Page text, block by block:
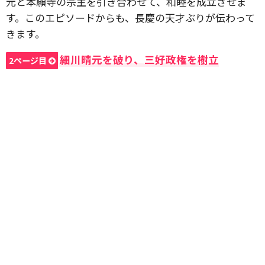
す。このエピソードからも、長慶の天才ぶりが伝わって
きます。
2ページ目 細川晴元を破り、三好政権を樹立